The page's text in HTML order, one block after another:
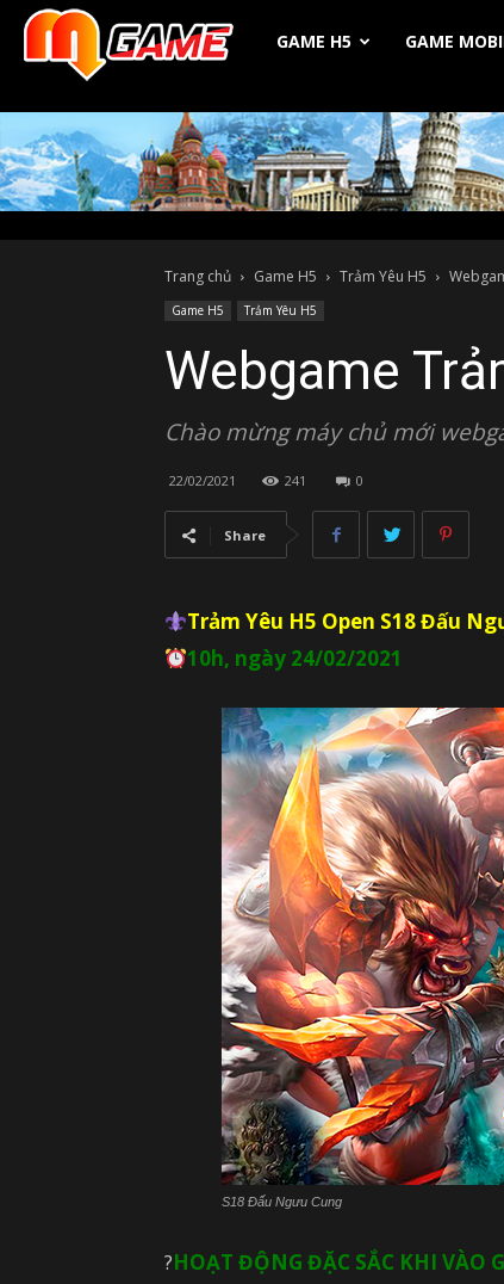
Michio
Game
GAME H5 GAME
Trang chủ Game H5 Trảm Yêu H5
Game H5 Trảm Yêu H5
Webgame
Chào mừng máy chủ mới
22/02/2021 241 0
Share
Trảm Yêu H5 Open S18 Đấu
10h, ngày 24/02/2021
S18 Đấu Ngưu Cung
?HOẠT ĐỘNG ĐẶC SẮC KHI VÀO